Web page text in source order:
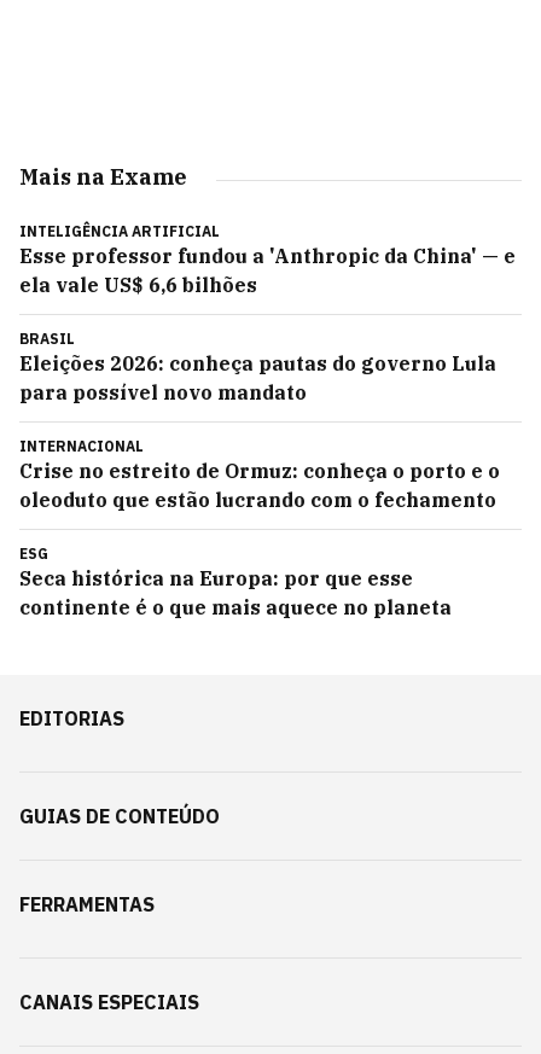
Mais na Exame
INTELIGÊNCIA ARTIFICIAL
Esse professor fundou a 'Anthropic da China' — e
ela vale US$ 6,6 bilhões
BRASIL
Eleições 2026: conheça pautas do governo Lula
para possível novo mandato
INTERNACIONAL
Crise no estreito de Ormuz: conheça o porto e o
oleoduto que estão lucrando com o fechamento
ESG
Seca histórica na Europa: por que esse
continente é o que mais aquece no planeta
EDITORIAS
GUIAS DE CONTEÚDO
FERRAMENTAS
CANAIS ESPECIAIS